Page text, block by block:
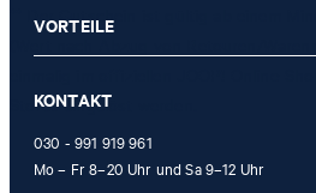
** Der Gutschein ist gültig ab einem
Stores eingelöst werden.
VORTEILE
KONTAKT
030 - 991 919 961
Mo – Fr 8–20 Uhr und Sa 9–12 Uhr